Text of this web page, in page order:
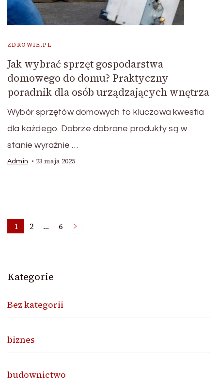
ZDROWIE.PL
Jak wybrać sprzęt gospodarstwa
domowego do domu? Praktyczny
poradnik dla osób urządzających wnętrza
Wybór sprzętów domowych to kluczowa kwestia
dla każdego. Dobrze dobrane produkty są w
stanie wyraźnie …
Admin 23 maja 2025
Nawigacja
wpisach
Page
1 Page
2 … Page
6
Kategorie
Bez kategorii
biznes
budownictwo